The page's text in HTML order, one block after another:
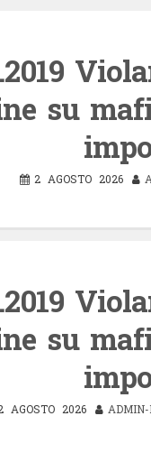
su
2 AGOSTO 2026
su
AGOSTO 2026